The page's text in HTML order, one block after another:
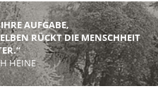
AUFGABE,
RÜCKT DIE MENSCHHEIT
HEINE